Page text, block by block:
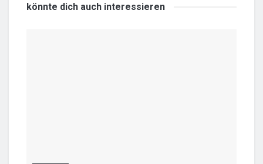
könnte dich auch interessieren